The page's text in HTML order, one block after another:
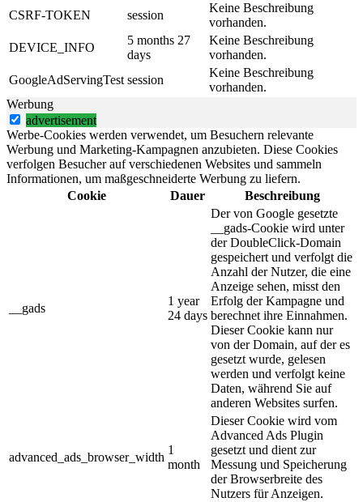
CSRF-TOKEN
session
Keine Beschreibung
vorhanden.
DEVICE_INFO
5 months 27
days
Keine Beschreibung
vorhanden.
GoogleAdServingTest session
Keine Beschreibung
vorhanden.
Werbung
advertisement
Werbe-Cookies werden verwendet, um Besuchern relevante
Werbung und Marketing-Kampagnen anzubieten. Diese Cookies
verfolgen Besucher auf verschiedenen Websites und sammeln
Informationen, um maßgeschneiderte Werbung zu liefern.
Cookie
Dauer Beschreibung
__gads
1 year
24 days
Der von Google gesetzte
__gads-Cookie wird unter
der DoubleClick-Domain
gespeichert und verfolgt die
Anzahl der Nutzer, die eine
Anzeige sehen, misst den
Erfolg der Kampagne und
berechnet ihre Einnahmen.
Dieser Cookie kann nur
von der Domain, auf der es
gesetzt wurde, gelesen
werden und verfolgt keine
Daten, während Sie auf
anderen Websites surfen.
advanced_ads_browser_width
1
month
Dieser Cookie wird vom
Advanced Ads Plugin
gesetzt und dient zur
Messung und Speicherung
der Browserbreite des
Nutzers für Anzeigen.